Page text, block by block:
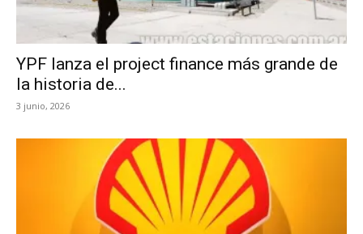
YPF lanza el project finance más grande de
la historia de...
3 junio, 2026